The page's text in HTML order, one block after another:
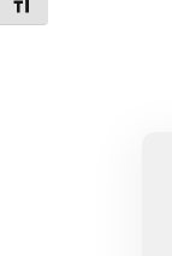
Schrift vergrößern